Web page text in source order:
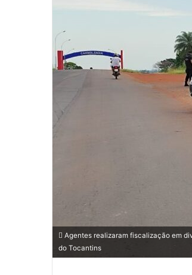
Agentes realizaram fiscalização em
do Tocantins